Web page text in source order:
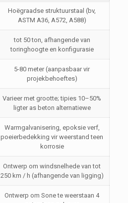
Hoëgraadse struktuurstaal (bv,
ASTM A36, A572, A588)
tot 50 ton, afhangende van
toringhoogte en konfigurasie
5-80 meter (aanpasbaar vir
projekbehoeftes)
Varieer met grootte; tipies 10–50%
ligter as beton alternatiewe
Warmgalvanisering, epoksie verf,
poeierbedekking vir weerstand teen
korrosie
Ontwerp om windsnelhede van tot
250 km / h (afhangende van ligging)
Ontwerp om Sone te weerstaan 4